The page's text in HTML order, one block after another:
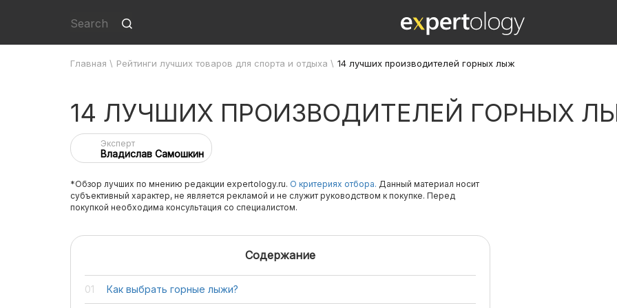
Главная \ Рейтинги лучших товаров для спорта и отдыха \ 14 лучших производителей горных лыж
14 ЛУЧШИХ ПРОИЗВОДИТЕЛЕЙ ГОРНЫХ
Эксперт
Владислав Самошкин
*Обзор лучших по мнению редакции expertology.ru. О критериях отбора. Данный материал носит
субъективный характер, не является рекламой и не служит руководством к покупке. Перед
покупкой необходима консультация со специалистом.
Содержание
Как выбрать горные лыжи?